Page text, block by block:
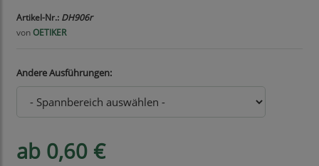
Artikel-Nr.: DH906r
vonOETIKER
Andere Ausführungen:
ab 0,60 €